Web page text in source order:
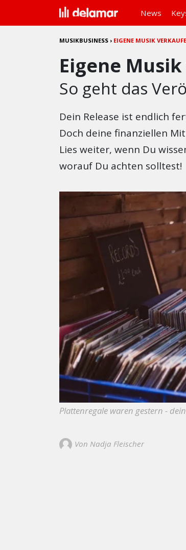
News
MUSIKBUSINESS › EIGENE MUSIK
Eigene
So geht das
Dein Release ist endlich
Doch deine finanziellen
Lies weiter, wenn Du
worauf Du achten solltest!
Plattenregale waren gestern -
Von Nadja Fleischer